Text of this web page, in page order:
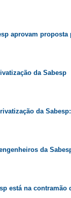
aprovam
da Sabesp
da
da
está na contramão